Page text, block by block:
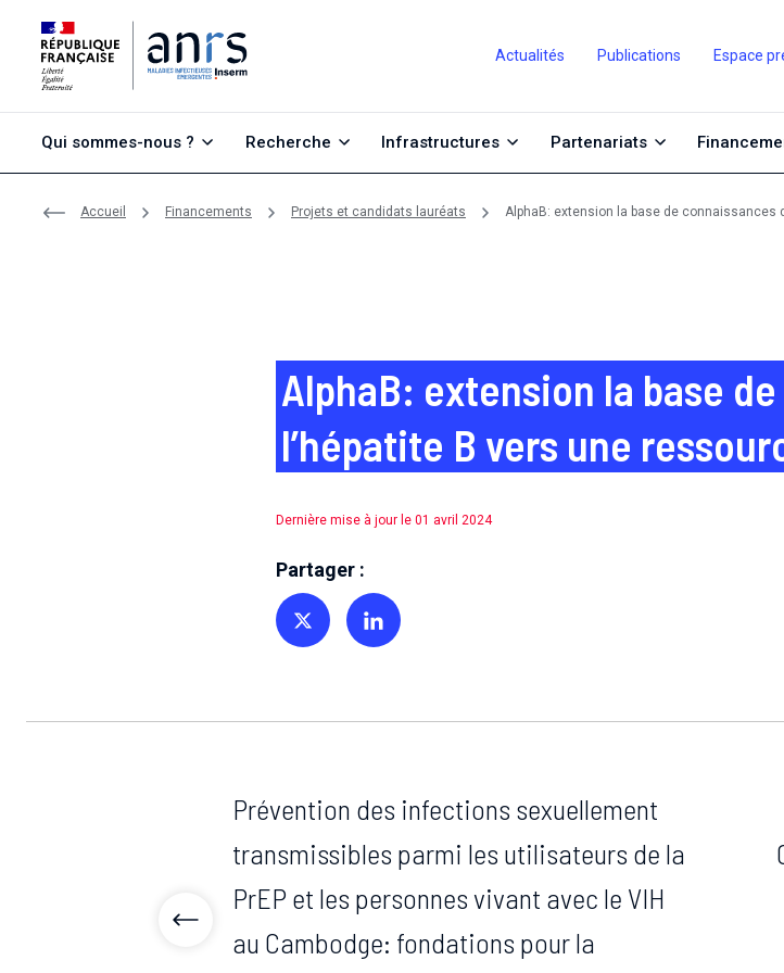
Actualités Publications Espace
Qui sommes-nous ? Recherche Infrastructures Partenariats
Accueil Financements Projets et candidats lauréats AlphaB: extension la base de connaissances
AlphaB: extension la base
l’hépatite B vers une
Dernière mise à jour le 01 avril 2024
Partager :
Partager sur TwitterPartager sur Linkedin
Prévention des infections sexuellement
transmissibles parmi les utilisateurs de la
PrEP et les personnes vivant avec le VIH
au Cambodge: fondations pour la